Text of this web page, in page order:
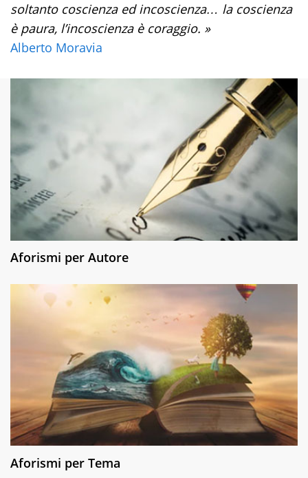
soltanto coscienza ed incoscienza… la coscienza
è paura, l’incoscienza è coraggio. »
Alberto Moravia
Aforismi per Autore
Aforismi per Tema